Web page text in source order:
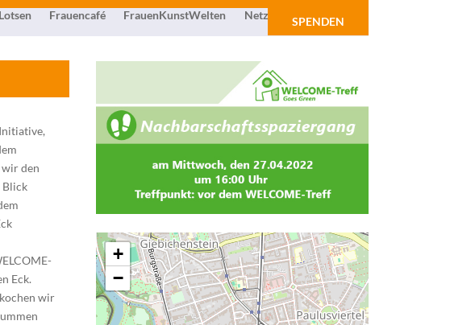
Frauencafé FrauenKunstWelten Netzwerk Über uns
SPENDEN
den
Blick
Eck.
wir
+
−